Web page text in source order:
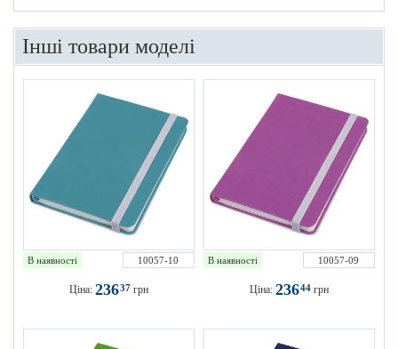
Інші товари моделі
В наявності 10057-10
Ціна: 23637 грн
В наявності 10057-09
Ціна: 23644 грн